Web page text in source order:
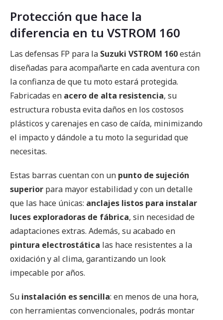
Protección que hace la
diferencia en tu VSTROM 160
Las defensas FP para la Suzuki VSTROM 160están
diseñadas para acompañarte en cada aventura con
la confianza de que tu moto estará protegida.
Fabricadas en acero de alta resistencia, su
estructura robusta evita daños en los costosos
plásticos y carenajes en caso de caída, minimizando
el impacto y dándole a tu moto la seguridad que
necesitas.
Estas barras cuentan con un punto de sujeción
superior para mayor estabilidad y con un detalle
que las hace únicas: anclajes listos para instalar
luces exploradoras de fábrica, sin necesidad de
adaptaciones extras. Además, su acabado en
pintura electrostática las hace resistentes a la
oxidación y al clima, garantizando un look
impecable por años.
Su instalación es sencilla: en menos de una hora,
con herramientas convencionales, podrás montar